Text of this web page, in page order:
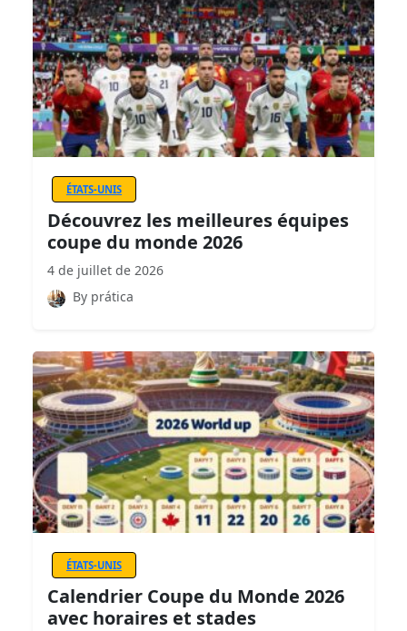
ÉTATS-UNIS
Découvrez les meilleures équipes
coupe du monde 2026
4 de juillet de 2026
By prática
ÉTATS-UNIS
Calendrier Coupe du Monde 2026
avec horaires et stades